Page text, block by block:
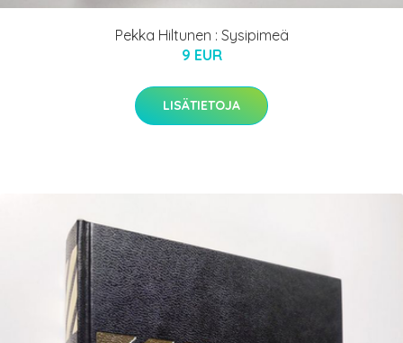
Pekka Hiltunen : Sysipimeä
9 EUR
LISÄTIETOJA